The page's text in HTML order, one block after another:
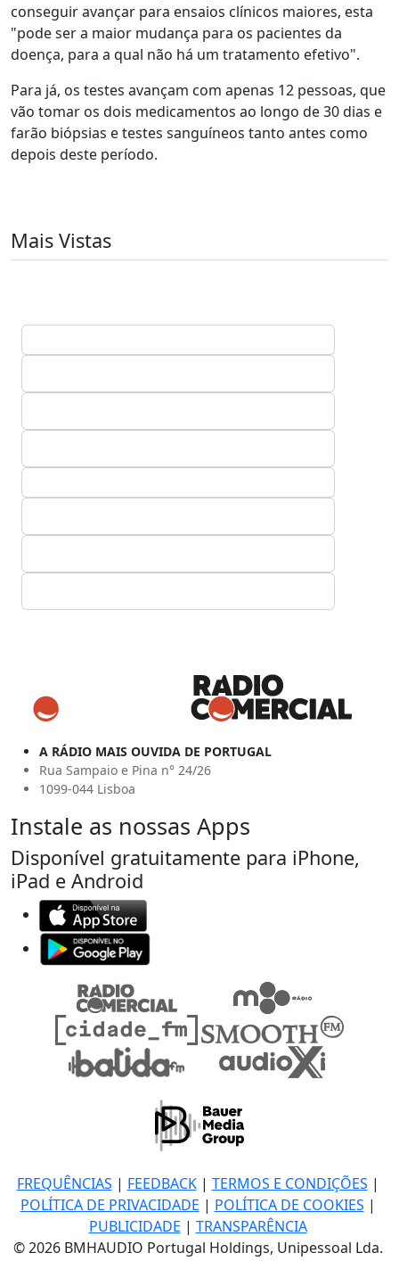
conseguir avançar para ensaios clínicos maiores, esta
"pode ser a maior mudança para os pacientes da
doença, para a qual não há um tratamento efetivo".
Para já, os testes avançam com apenas 12 pessoas, que
vão tomar os dois medicamentos ao longo de 30 dias e
farão biópsias e testes sanguíneos tanto antes como
depois deste período.
Mais Vistas
A RÁDIO MAIS OUVIDA DE PORTUGAL
Rua Sampaio e Pina n° 24/26
1099-044 Lisboa
Instale as nossas Apps
Disponível gratuitamente para iPhone,
iPad e Android
FREQUÊNCIAS | FEEDBACK| TERMOS E CONDIÇÕES |
POLÍTICA DE PRIVACIDADE | POLÍTICA DE COOKIES |
PUBLICIDADE | TRANSPARÊNCIA
© 2026 BMHAUDIO Portugal Holdings, Unipessoal Lda.